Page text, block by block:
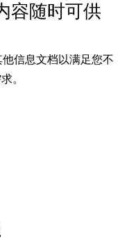
容随时可供
信息文档以满足您不
。